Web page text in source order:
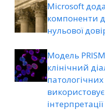
Microsoft
компоненти
нульової
Модель
клінічний